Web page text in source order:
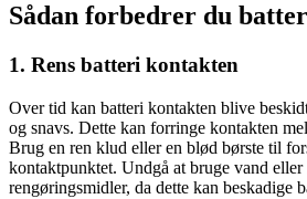
Sådan forbedrer du
1. Rens batteri kontakten
Over tid kan batteri kontakten blive
og snavs. Dette kan forringe kontakten
Brug en ren klud eller en blød børste til
kontaktpunktet. Undgå at bruge vand eller
rengøringsmidler, da dette kan beskadige